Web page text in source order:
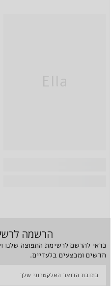
Ella
הרשמה
כדאי להרשם לרשימת התפוצה שלנו
חדשים ומבצעים בלעדיים.